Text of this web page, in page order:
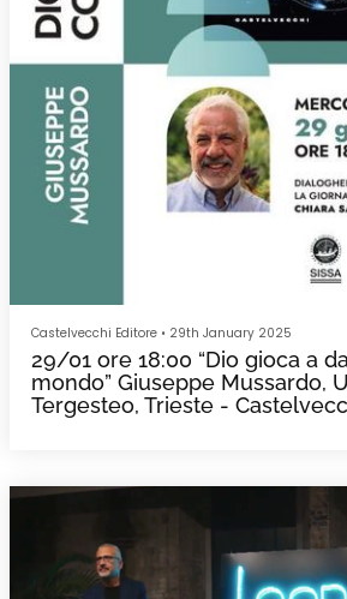
Castelvecchi Editore • 29th January 2025
29/01 ore 18:00 “Dio gioca a
mondo” Giuseppe Mussardo,
Tergesteo, Trieste -